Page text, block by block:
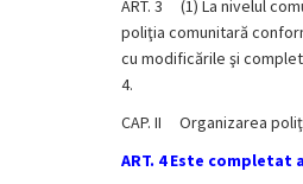
ART. 3 (1) La nivelul
poliţia comunitară
cu modificările şi
4.
CAP. II Organizarea
ART. 4 Este completat